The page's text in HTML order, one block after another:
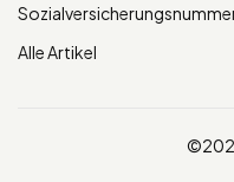
Alle Artikel